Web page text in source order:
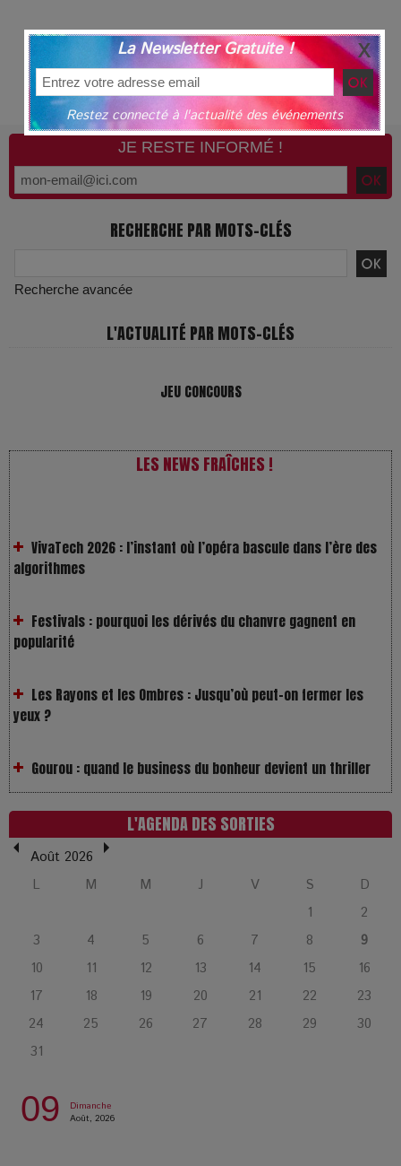
JE RESTE INFORMÉ !
RECHERCHE PAR MOTS-CLÉS
Recherche avancée
L'ACTUALITÉ PAR MOTS-CLÉS
JEU CONCOURS
LES NEWS FRAÎCHES !
LOL 2.0 : aimer, grandir et se comprendre à l’ère des
L’Affaire Bojarski : entre faux billets et vraie tragédie
humaine
l’avenir de la montagne française
La Femme de Ménage : Plongez dans le thriller
psychologique qui a conquis le monde !
des silences
L'AGENDA DES SORTIES
Août 2026
L
M M J V S
D
1
2
3
4 5 6 7 8
9
10
11 12 13 14 15
16
17
18 19 20 21 22
23
24
25 26 27 28 29
30
31
09
Dimanche
Août, 2026
La Newsletter Gratuite !
Restez connecté à l'actualité des événements